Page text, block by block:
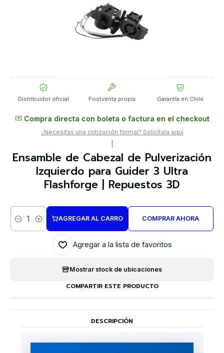
Distribuidor oficial Postventa propia Garantía en Chile
Compra directa con boleta o factura en el checkout
¿Necesitas una cotización formal? Solicítala aquí
Ensamble de Cabezal de Pulverización
Izquierdo para Guider 3 Ultra
Flashforge | Repuestos 3D
Cantidad
AGREGAR AL CARRO COMPRAR AHORA
Agregar a la lista de favoritos
Mostrar stock de ubicaciones
COMPARTIR ESTE PRODUCTO
DESCRIPCIÓN